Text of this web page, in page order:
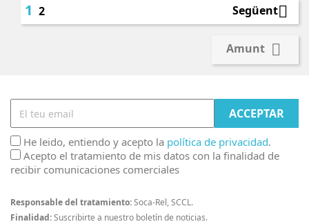
1 2 Següent
Amunt 
He leido, entiendo y acepto la política de privacidad.
Acepto el tratamiento de mis datos con la finalidad de
recibir comunicaciones comerciales
Responsable del tratamiento:Soca-Rel, SCCL.
Finalidad:Suscribirte a nuestro boletín de noticias.